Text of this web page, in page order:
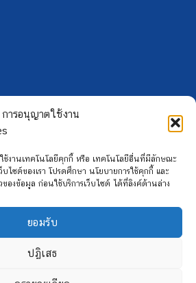
การอนุญาตใช้งาน
ช้งานเทคโนโลยีคุกกี้ หรือ เทคโนโลยีอื่นที่มีลักษณะ
ไซต์ของเรา โปรดศึกษา นโยบายการใช้คุกกี้ และ
องข้อมูล ก่อนใช้บริการเว็บไซต์ ได้ที่ลิงค์ด้านล่าง
ยอมรับ
ปฏิเสธ